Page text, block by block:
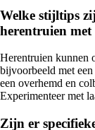
Welke stijltips
herentruien
Herentruien kunnen
bijvoorbeeld met
een overhemd en
Experimenteer met
Zijn er